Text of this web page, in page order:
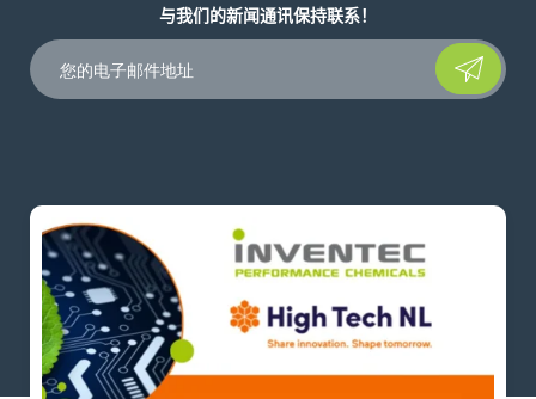
与我们的新闻通讯保持联系！
Please